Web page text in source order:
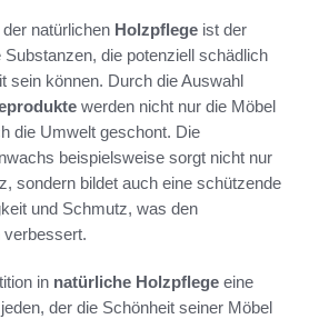
natürlichen Holzpflege ist der
die potenziell schädlich
sein können. Durch die Auswahl
werden nicht nur die Möbel
die Umwelt geschont. Die
beispielsweise sorgt nicht nur
sondern bildet auch eine schützende
und Schmutz, was den
in natürliche Holzpflege eine
der die Schönheit seiner Möbel